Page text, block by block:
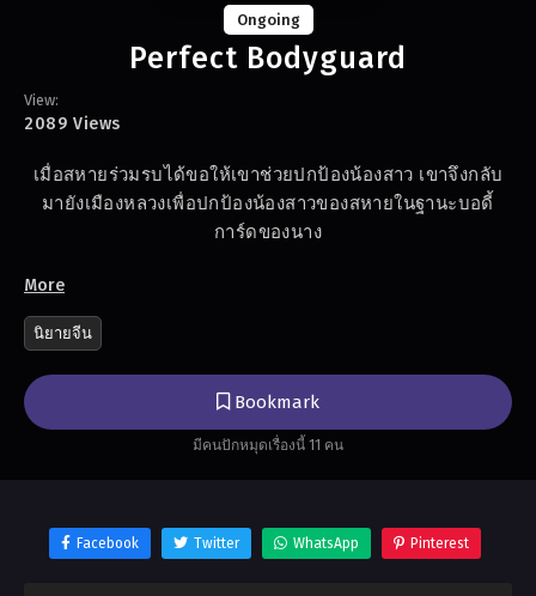
Ongoing
Perfect Bodyguard
View:
2089 Views
เมื่อสหายร่วมรบได้ขอให้เขาช่วยปกป้องน้องสาว เขาจึงกลับ
มายังเมืองหลวงเพื่อปกป้องน้องสาวของสหายในฐานะบอดี้
การ์ดของนาง
More
นิยายจีน
Bookmark
มีคนปักหมุดเรื่องนี้ 11 คน
Facebook Twitter WhatsApp Pinterest